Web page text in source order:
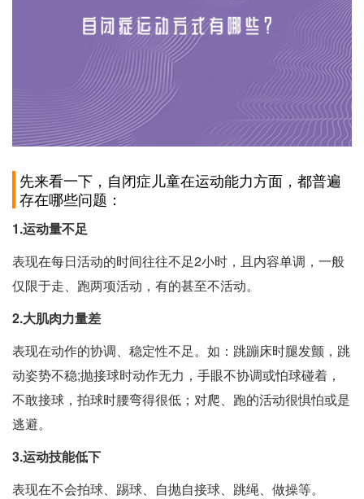
先来看一下，自闭症儿童在运动能力方面，都普遍
存在哪些问题：
1.运动量不足
表现在每日活动的时间往往不足2小时，且内容单调，一般
仅限于走、跑两项活动，有的甚至不活动。
2.大肌肉力量差
表现在动作的协调、稳定性不足。如：跳蹦床时腿发颤，跳
动姿势不稳;抛接球时动作无力，手眼不协调或怕球碰着，
不敢接球，拍球时腰弯得很低；对爬、跑的活动很惧怕或是
逃避。
3.运动技能低下
表现在不会拍球、踢球、自抛自接球、跳绳、做操等。